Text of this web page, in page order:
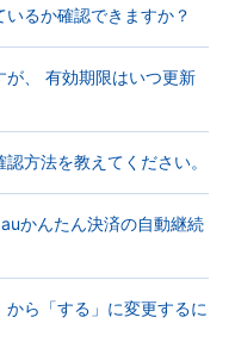
るか確認できますか？
、 有効期限はいつ更新
方法を教えてください。
かんたん決済の自動継続
ら「する」に変更するに